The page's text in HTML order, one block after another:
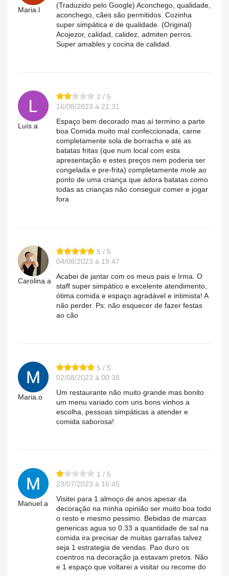
Maria.l
(Traduzido pelo Google) Aconchego, qualidade,
aconchego, cães são permitidos. Cozinha
super simpática e de qualidade. (Original)
Acojezor, calidad, calidez, admiten perros.
Super amables y cocina de calidad.
Luís.a
2 / 5
16/08/2023 à 21:31
Espaço bem decorado mas aí termino a parte
boa Comida muito mal confeccionada, carne
completamente sola de borracha e até as
batatas fritas (que num local com esta
apresentação e estes preços nem poderia ser
congelada e pre-frita) completamente mole ao
ponto de uma criança que adora batatas como
todas as crianças não conseguir comer e jogar
fora
Carolina.a
5 / 5
04/08/2023 à 19:47
Acabei de jantar com os meus pais e Irma. O
staff super simpático e excelente atendimento,
ótima comida e espaço agradável e intimista! A
não perder. Ps: não esquecer de fazer festas
ao cão
Maria.o
5 / 5
02/08/2023 à 00:38
Um restaurante não muito grande mas bonito
um menu variado com uns bons vinhos a
escolha, pessoas simpáticas a atender e
comida saborosa!
Manuel.a
1 / 5
23/07/2023 à 16:45
Visitei para 1 almoço de anos apesar da
decoração na minha opinião ser muito boa todo
o resto e mesmo pessimo. Bebidas de marcas
genericas agua so 0.33 a quantidade de sal na
comida ira precisar de muitas garrafas talvez
seja 1 estrategia de vendas. Pao duro os
coentros na decoração ja estavam pretos. Não
e 1 espaço que voltarei a visitar ou recome do